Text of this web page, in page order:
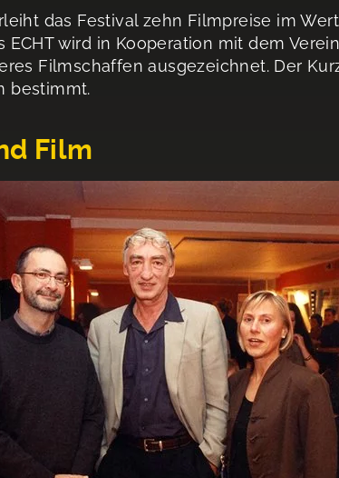
das Festival zehn Filmpreise im
ECHT wird in Kooperation mit dem
Filmschaffen ausgezeichnet. Der
bestimmt.
Film